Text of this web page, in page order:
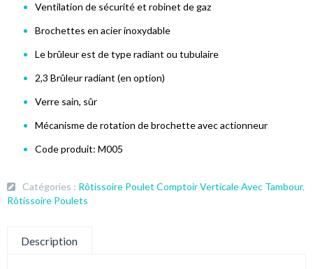
Ventilation de sécurité et robinet de gaz
Brochettes en acier inoxydable
Le brûleur est de type radiant ou tubulaire
2,3 Brûleur radiant (en option)
Verre sain, sûr
Mécanisme de rotation de brochette avec actionneur
Code produit: M005
Catégories : Rôtissoire Poulet Comptoir Verticale Avec Tambour,
Rôtissoire Poulets
Description